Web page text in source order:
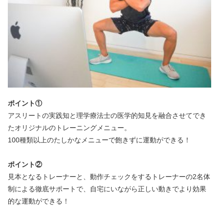
ポイント①
アスリートの実践知と理学療法士の医学的知見を融合させてでき
たオリジナルのトレーニングメニュー。
100種類以上のたしかなメニューで飽きずに運動ができる！
ポイント②
見本となるトレーナーと、動作チェックをするトレーナーの2名体
制による徹底サポートで、自宅にいながら正しい動きでより効果
的な運動ができる！